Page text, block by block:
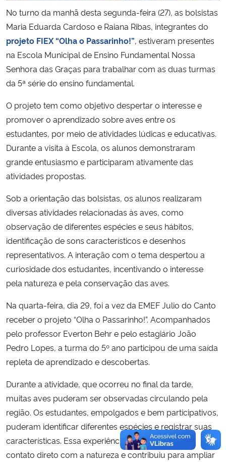
Advocacia-Geral da União
Banco Central do Brasil
Planalto
No turno da manhã desta segunda-feira (27), as bolsistas
Maria Eduarda Cardoso e Raiana Ribas, integrantes do
projeto FIEX “Olha o Passarinho!”, estiveram presentes
na Escola Municipal de Ensino Fundamental Nossa
Senhora das Graças para trabalhar com as duas turmas
da 5ª série do ensino fundamental.
O projeto tem como objetivo despertar o interesse e
promover o aprendizado sobre aves entre os
estudantes, por meio de atividades lúdicas e educativas.
Durante a visita à Escola, os alunos demonstraram
grande entusiasmo e participaram ativamente das
atividades propostas.
Sob a orientação das bolsistas, os alunos realizaram
diversas atividades relacionadas às aves, como
observação de diferentes espécies e seus hábitos,
identificação de sons característicos e desenhos
representativos. A interação com o tema despertou a
curiosidade dos estudantes, incentivando o interesse
pela natureza e pela conservação das aves.
Na quarta-feira, dia 29, foi a vez da EMEF Julio do Canto
receber o projeto “Olha o Passarinho!”. Acompanhados
pelo professor Everton Behr e pelo estagiário João
Pedro Lopes, a turma do 5º ano participou de uma saída
repleta de aprendizado e descobertas.
Durante a atividade, que ocorreu no final da tarde,
muitas aves puderam ser observadas circulando pela
região. Os estudantes, empolgados e bem participativos,
puderam identificar diferentes espécies e registrar suas
características. Essa experiência proporcionou um
contato direto com a natureza e contribuiu para ampliar